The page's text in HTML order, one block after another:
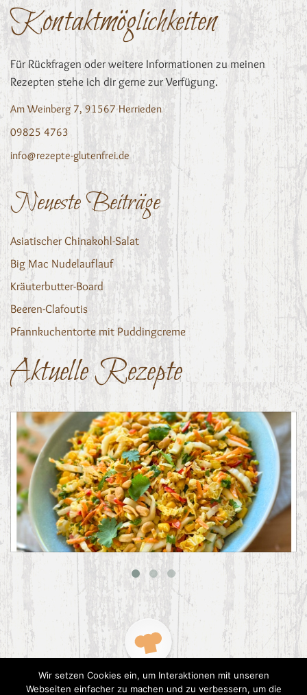
Kontaktmöglichkeiten
Für Rückfragen oder weitere Informationen zu meinen
Rezepten stehe ich dir gerne zur Verfügung.
Am Weinberg 7, 91567 Herrieden
09825 4763
info@rezepte-glutenfrei.de
Neueste Beiträge
Asiatischer Chinakohl-Salat
Big Mac Nudelauflauf
Kräuterbutter-Board
Beeren-Clafoutis
Pfannkuchentorte mit Puddingcreme
Aktuelle Rezepte
Asiatischer Chinakohl-Salat
Wir setzen Cookies ein, um Interaktionen mit unseren
Webseiten einfacher zu machen und zu verbessern, um die